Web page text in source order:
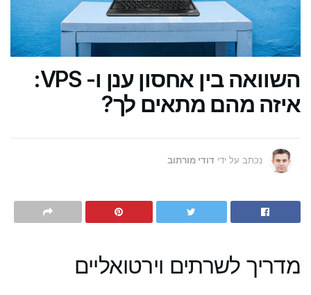
השוואה בין אחסון ענן ו- VPS:
איזה מהם מתאים לך?
נכתב על ידי דודי מורתוב
מדריך לשרתים וירטואליים